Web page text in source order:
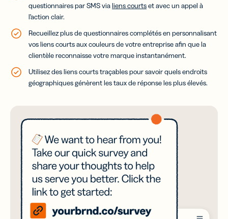
questionnaires par SMS vialiens courtset avec un appel à
l’action clair.
Recueillez plus de questionnaires complétés en personnalisant
vos liens courts aux couleurs de votre entreprise afin que la
clientèle reconnaisse votre marque instantanément.
Utilisez des liens courts traçables pour savoir quels endroits
géographiques génèrent les taux de réponse les plus élevés.